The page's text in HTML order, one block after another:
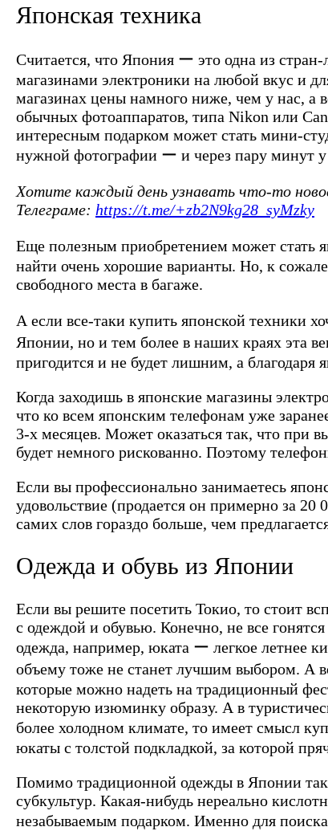
Японская техника
Считается, что Япония ー это одна из
магазинами электроники на любой вкус и
магазинах цены намного ниже, чем у нас, а
обычных фотоаппаратов, типа Nikon или
интересным подарком может стать мини-
нужной фотографии ー и через пару минут
Хотите каждый день узнавать что-то
Телеграме: https://t.me/+zb2N9kg28_syMzky
Еще полезным приобретением может стать
найти очень хорошие варианты. Но, к
свободного места в багаже.
А если все-таки купить японской техники
Японии, но и тем более в наших краях эта
пригодится и не будет лишним, а благодаря
Когда заходишь в японские магазины
что ко всем японским телефонам уже
3-х месяцев. Может оказаться так, что при
будет немного рискованно. Поэтому
Если вы профессионально занимаетесь
удовольствие (продается он примерно за
самих слов гораздо больше, чем
Одежда и обувь из Японии
Если вы решите посетить Токио, то стоит
с одеждой и обувью. Конечно, не все
одежда, например, юката ー легкое летнее
объему тоже не станет лучшим выбором. А
которые можно надеть на традиционный
некоторую изюминку образу. А в
более холодном климате, то имеет смысл
юкаты с толстой подкладкой, за
Помимо традиционной одежды в Японии
субкультур. Какая-нибудь нереально
незабываемым подарком. Именно для